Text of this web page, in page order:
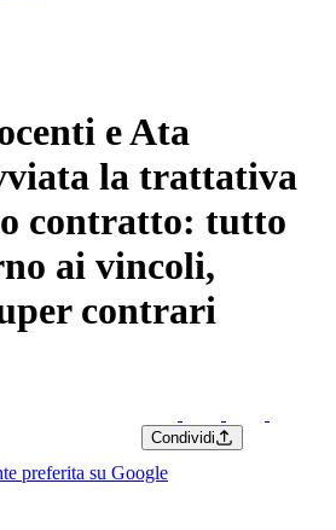
e Ata
la trattativa
contratto: tutto
ai vincoli,
contrari
Condividi
preferita su Google